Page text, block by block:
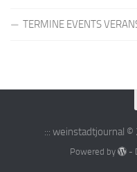
TERMINE EVENTS
::: weinstadtjournal ©
Powered by -